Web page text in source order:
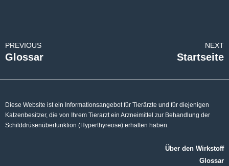
PREVIOUS
Glossar
NEXT
Startseite
Diese Website ist ein Informationsangebot für Tierärzte und für diejenigen
Katzenbesitzer, die von Ihrem Tierarzt ein Arzneimittel zur Behandlung der
Schilddrüsenüberfunktion (Hyperthyreose) erhalten haben.
Über den Wirkstoff
Glossar